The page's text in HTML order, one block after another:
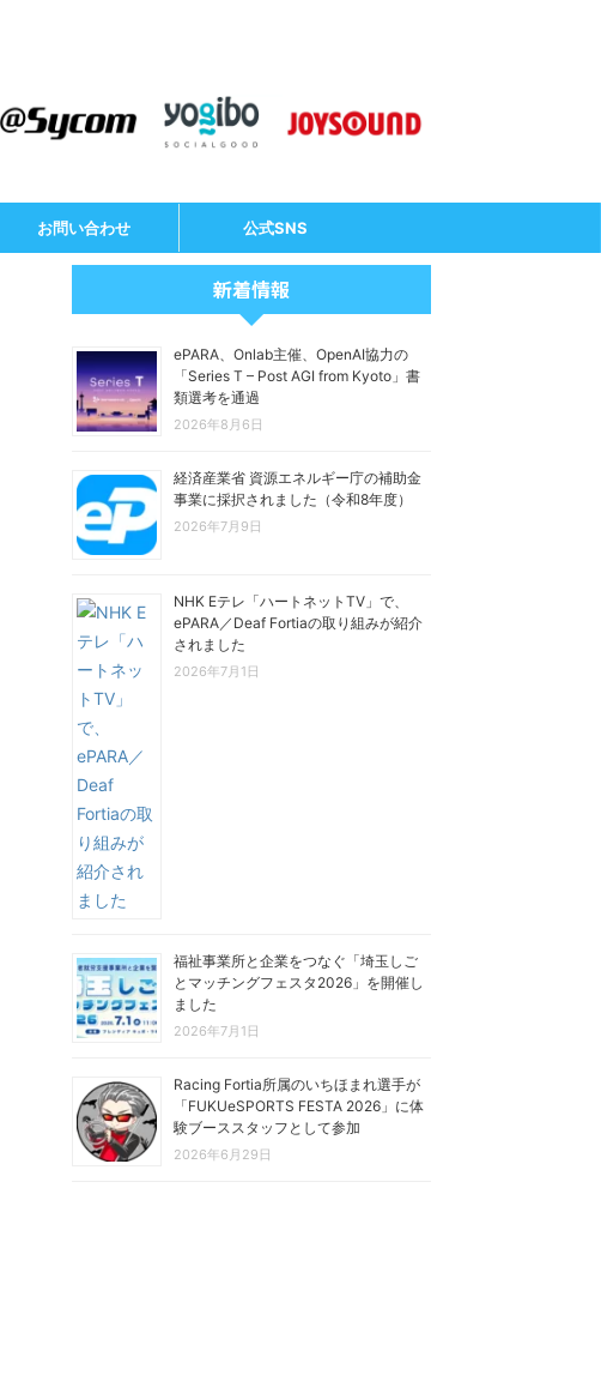
お問い合わせ 公式SNS
新着情報
ePARA、Onlab主催、OpenAI協力の
「Series T – Post AGI from Kyoto」書
類選考を通過
2026年8月6日
経済産業省 資源エネルギー庁の補助金
事業に採択されました（令和8年度）
2026年7月9日
NHK Eテレ「ハートネットTV」で、
ePARA／Deaf Fortiaの取り組みが紹介
されました
2026年7月1日
福祉事業所と企業をつなぐ「埼玉しご
とマッチングフェスタ2026」を開催し
ました
2026年7月1日
Racing Fortia所属のいちほまれ選手が
「FUKUeSPORTS FESTA 2026」に体
験ブーススタッフとして参加
2026年6月29日